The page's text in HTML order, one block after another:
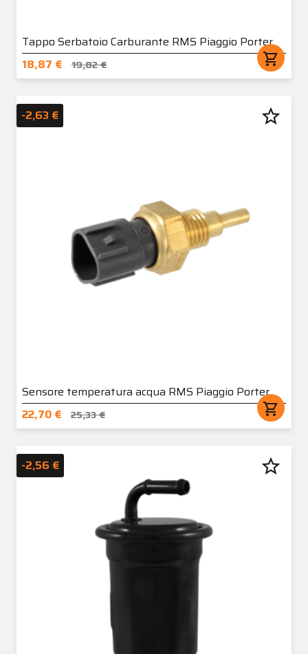
Tappo Serbatoio Carburante RMS Piaggio Porter
18,87 €
19,82 € shopping_cart
Sensore temperatura acqua RMS Piaggio Porter
22,70 €
25,33 € shopping_cart
-2,63 € star_border
-2,56 € star_border